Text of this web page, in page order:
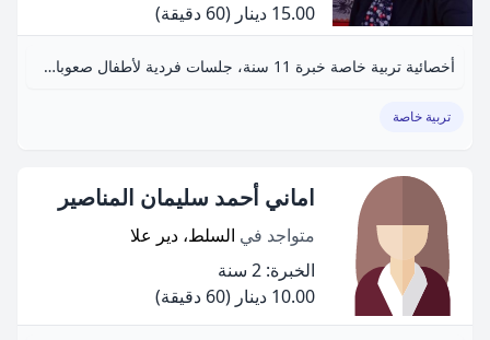
15.00 دينار
(60 دقيقة)
أخصائية تربية خاصة خبرة 11 سنة، جلسات فردية لأطفال صعوبات التعلم والتوحد ومتلازمة داون، ودروس تقوية من رياض الأطفال حتى الصف الثالث.
تربية خاصة
اماني أحمد سليمان المناصير
متواجد في السلط، دير علا
الخبرة: 2 سنة
10.00 دينار
(60 دقيقة)